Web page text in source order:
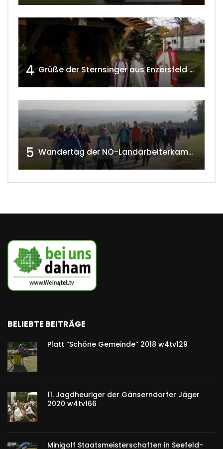
4 Grüße der Sternsinger aus Enzersfeld – Klein-Engersdorf 2021 w4tv169
5 Wandertag der NÖ-Landarbeiterkammer in Hollabrunn 2024
BELIEBTE BEITRÄGE
Platt “Schöne Gemeinde” 2018 w4tv129
11. Jagdheuriger der Gänserndorfer Jäger
2020 w4tv166
Minigolf Staatsmeisterschaften in Seefeld-